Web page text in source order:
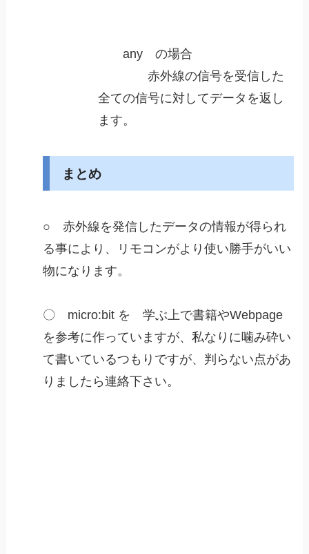
any の場合
赤外線の信号を受信した
全ての信号に対してデータを返し
ます。
まとめ
○ 赤外線を発信したデータの情報が得られ
る事により、リモコンがより使い勝手がいい
物になります。
〇 micro:bit を 学ぶ上で書籍やWebpage
を参考に作っていますが、私なりに噛み砕い
て書いているつもりですが、判らない点があ
りましたら連絡下さい。